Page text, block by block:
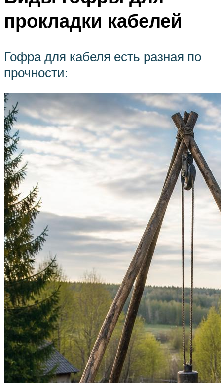
прокладки кабелей
Гофра для кабеля есть разная по
прочности: